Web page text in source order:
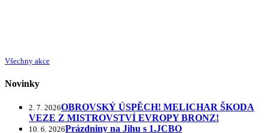
Všechny akce
Novinky
2. 7. 2026OBROVSKÝ ÚSPĚCH! MELICHAR ŠKODA
VEZE Z MISTROVSTVÍ EVROPY BRONZ!
10. 6. 2026Prázdniny na Jihu s 1.JCBO